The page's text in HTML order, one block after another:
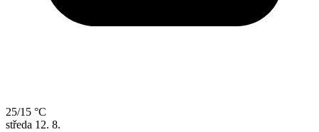
25/15 °C
středa 12. 8.